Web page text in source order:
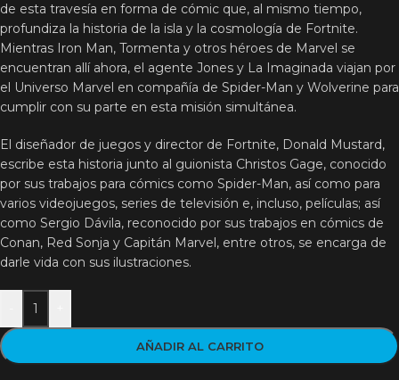
de esta travesía en forma de cómic que, al mismo tiempo,
profundiza la historia de la isla y la cosmología de Fortnite.
Mientras Iron Man, Tormenta y otros héroes de Marvel se
encuentran allí ahora, el agente Jones y La Imaginada viajan por
el Universo Marvel en compañía de Spider-Man y Wolverine para
cumplir con su parte en esta misión simultánea.
El diseñador de juegos y director de Fortnite, Donald Mustard,
escribe esta historia junto al guionista Christos Gage, conocido
por sus trabajos para cómics como Spider-Man, así como para
varios videojuegos, series de televisión e, incluso, películas; así
como Sergio Dávila, reconocido por sus trabajos en cómics de
Conan, Red Sonja y Capitán Marvel, entre otros, se encarga de
darle vida con sus ilustraciones.
AÑADIR AL CARRITO